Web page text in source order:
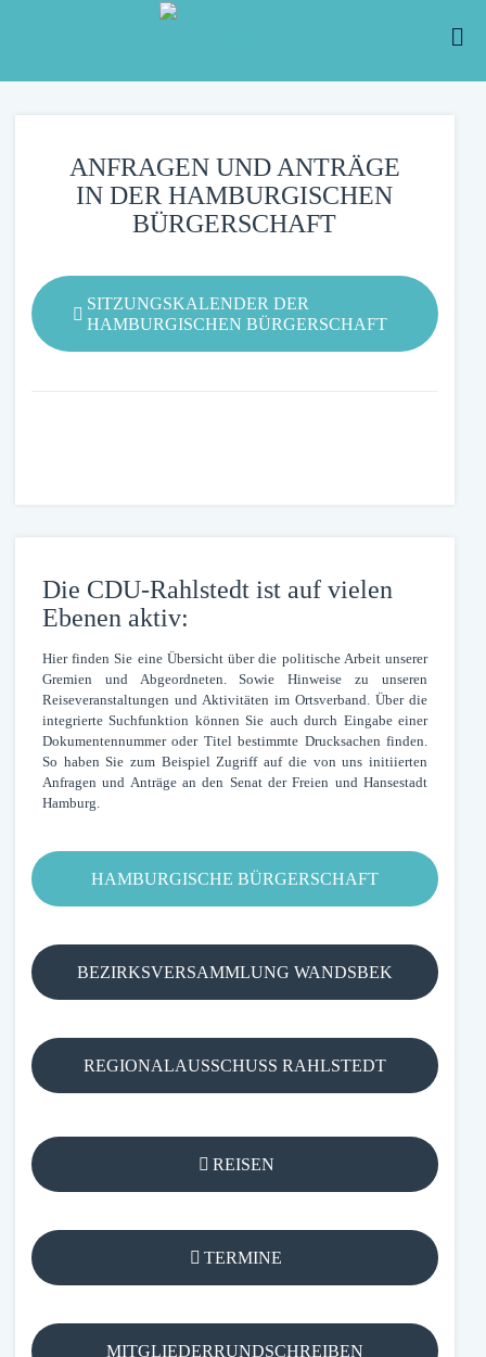
ANFRAGEN UND ANTRÄGE
IN DER HAMBURGISCHEN
BÜRGERSCHAFT
SITZUNGSKALENDER DER
HAMBURGISCHEN BÜRGERSCHAFT
Die CDU-Rahlstedt ist auf vielen
Ebenen aktiv:
Hier finden Sie eine Übersicht über die politische Arbeit unserer
Gremien und Abgeordneten. Sowie Hinweise zu unseren
Reiseveranstaltungen und Aktivitäten im Ortsverband. Über die
integrierte Suchfunktion können Sie auch durch Eingabe einer
Dokumentennummer oder Titel bestimmte Drucksachen finden.
So haben Sie zum Beispiel Zugriff auf die von uns initiierten
Anfragen und Anträge an den Senat der Freien und Hansestadt
Hamburg.
HAMBURGISCHE BÜRGERSCHAFT
BEZIRKSVERSAMMLUNG WANDSBEK
REGIONALAUSSCHUSS RAHLSTEDT
REISEN
TERMINE
MITGLIEDERRUNDSCHREIBEN